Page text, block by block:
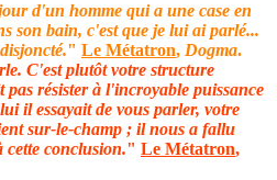
d'un homme qui a une case en
son bain, c'est que je lui ai parlé...
" Le Métatron, Dogma.
C'est plutôt votre structure
résister à l'incroyable puissance
il essayait de vous parler, votre
sur-le-champ ; il nous a fallu
conclusion." Le Métatron,